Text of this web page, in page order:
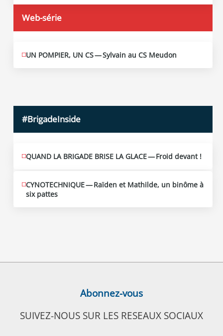
Web-série
MAI
10
UN POMPIER, UN CS — Sylvain au CS Meudon
#BrigadeInside
QUAND LA BRIGADE BRISE LA GLACE — Froid devant !
CYNOTECHNIQUE — Raïden et Mathilde, un binôme à
six pattes
Abonnez-vous
SUIVEZ-NOUS SUR LES RESEAUX SOCIAUX